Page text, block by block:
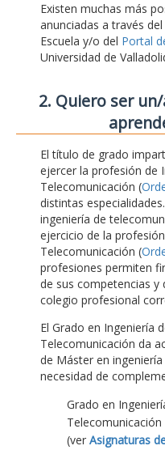
Existen muchas más
anunciadas a través del
Escuela y/o del Portal
Universidad de
2. Quiero ser
El título de grado
ejercer la profesión de
Telecomunicación (
distintas
ingeniería de
ejercicio de la
Telecomunicación (
profesiones permiten
de sus competencias y
colegio profesional
El Grado en Ingeniería
Telecomunicación da
de Máster en
necesidad de
Grado en
(ver Asignaturas